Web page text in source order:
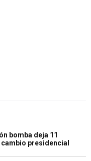
bomba deja 11
presidencial